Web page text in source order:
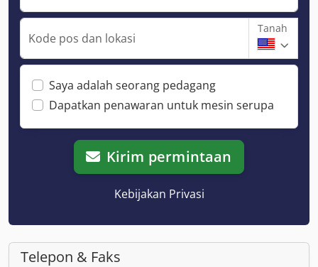
Kode pos dan lokasi
Tanah
Saya adalah seorang pedagang
Dapatkan penawaran untuk mesin serupa
Kirim permintaan
Kebijakan Privasi
Telepon & Faks